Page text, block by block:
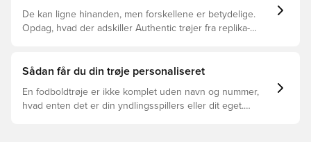
De kan ligne hinanden, men forskellene er betydelige.
Opdag, hvad der adskiller Authentic trøjer fra replika-
Sådan får du din trøje personaliseret
En fodboldtrøje er ikke komplet uden navn og nummer,
hvad enten det er din yndlingsspillers eller dit eget.